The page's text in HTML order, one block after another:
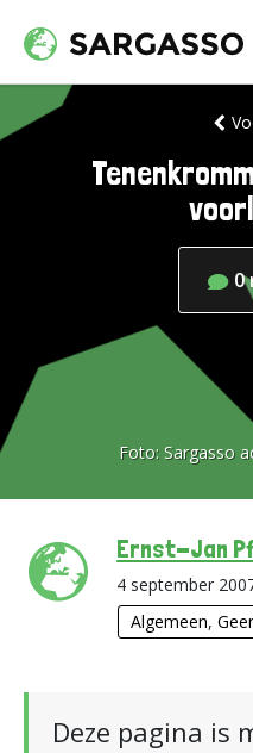
0
Foto: Sargasso
Ernst-Jan
4 september
Algemeen,
Deze pagina is